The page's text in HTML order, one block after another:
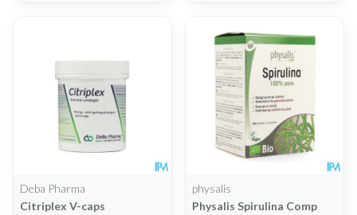
Deba Pharma
Citriplex V-caps
physalis
Physalis Spirulina Comp